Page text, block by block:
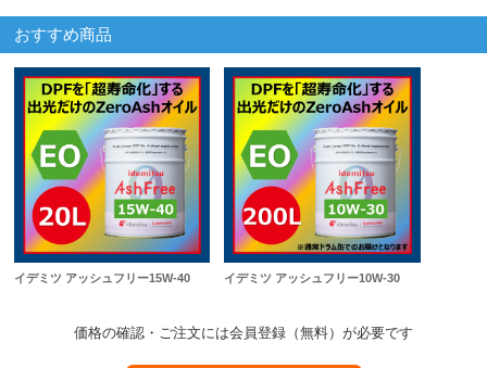
おすすめ商品
イデミツ アッシュフリー15W-40 イデミツ アッシュフリー10W-30
価格の確認・ご注文には会員登録（無料）が必要です